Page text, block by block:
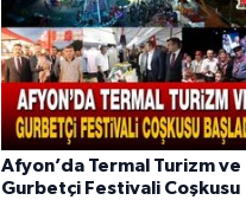
Afyon’da Termal Turizm ve
Gurbetçi Festivali Coşkusu